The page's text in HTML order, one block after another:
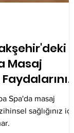
Masaj
Spa'da masaj
sağlığınız için